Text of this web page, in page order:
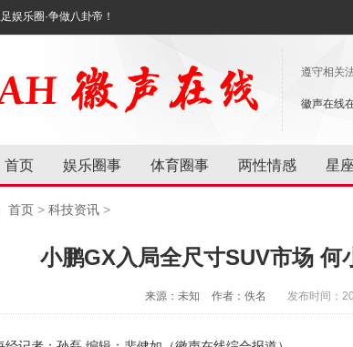
娱乐圈·争做八卦帝！
遵守相关
徽声在线
首页 娱乐圈事 体育圈事 两性情感 星
首页 > 科技资讯 >
小鹏GX入局全尺寸SUV市场 何
来源：未知 作者：佚名 发布时间：